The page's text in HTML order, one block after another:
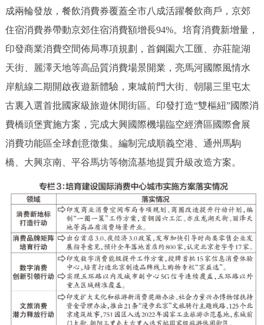
成兩輪發放，餐飲消費券覆蓋全市八成活躍餐飲商戶，京郊
住宿消費券帶動京郊住宿消費額增長94%。培育消費新增量，
印發商業消費空間佈局專項規劃，首鋼園六工匯、亦莊龍湖
天街、麗澤天地等高品質消費場景開業，亮馬河國際風情水
岸航線二期開啟夜遊新體驗，東城前門大街、朝陽三里屯太
古裏入選首批國家級旅遊休閒街區。印發打造“雙樞紐”國際消
費橋頭堡實施方案，完成大興國際機場臨空經濟區國際會展
消費功能區全球創意徵集。編制完成順義空港、通州馬駒
橋、大興京南、平谷馬坊等物流基地提質升級改造方案。